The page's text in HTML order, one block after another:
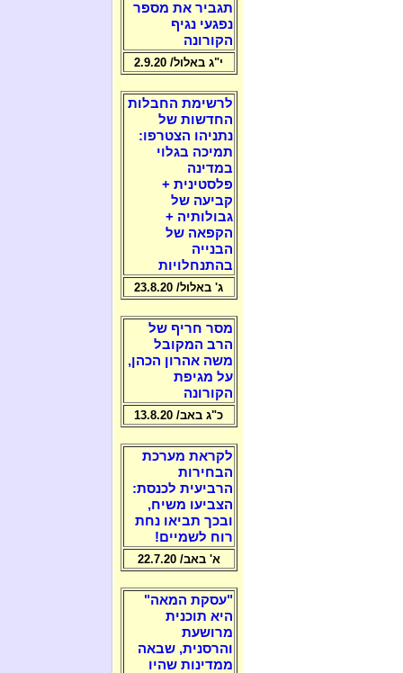
תגביר את מספר
נפגעי נגיף
הקורונה
י"ג באלול/ 2.9.20
לרשימת החבלות
החדשות של
נתניהו הצטרפו:
תמיכה בגלוי
במדינה
פלסטינית +
קביעה של
גבולותיה +
הקפאה של
הבנייה
בהתנחלויות
ג' באלול/ 23.8.20
מסר חריף של
הרב המקובל
משה אהרון הכהן,
על מגיפת
הקורונה
כ"ג באב/ 13.8.20
לקראת מערכת
הבחירות
הרביעית לכנסת:
הצביעו משיח,
ובכך תביאו נחת
רוח לשמיים!
א' באב/ 22.7.20
"עסקת המאה"
היא תוכנית
מרושעת
והרסנית, שבאה
ממדינות שהיו